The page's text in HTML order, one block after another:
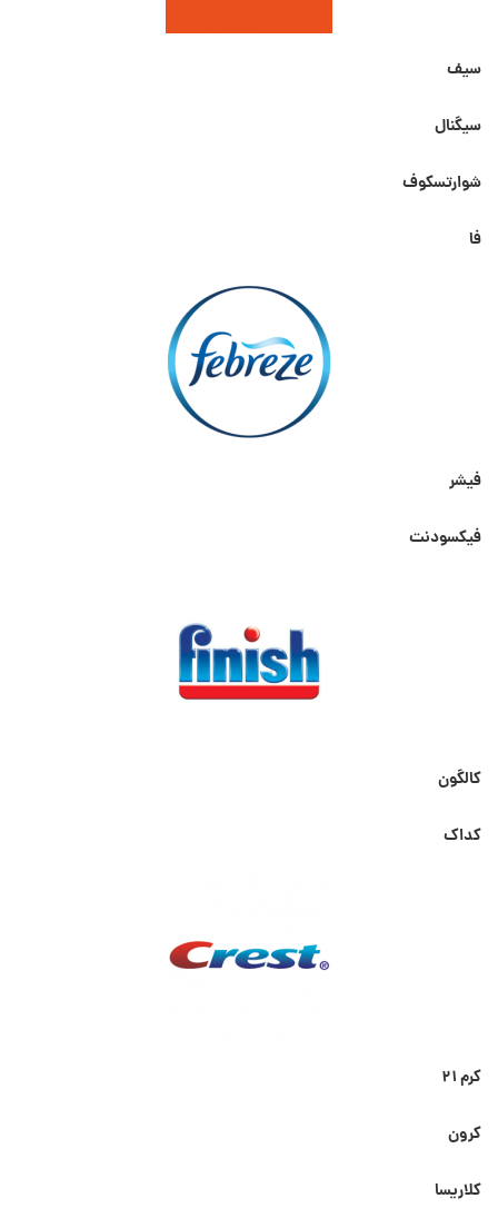
سیف
سیگنال
شوارتسکوف
فا
فیشر
فیکسودنت
کالگون
کداک
کرم ۲۱
کرون
کلاریسا